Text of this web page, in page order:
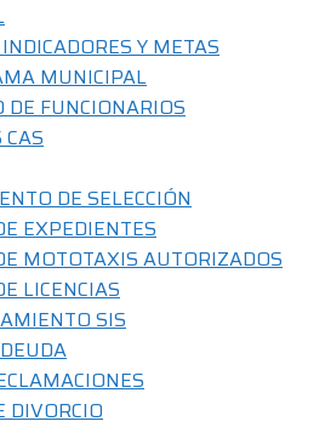
Y METAS
MUNICIPAL
DE FUNCIONARIOS
CAS
DE SELECCIÓN
EXPEDIENTES
MOTOTAXIS AUTORIZADOS
LICENCIAS
SIS
DIVORCIO